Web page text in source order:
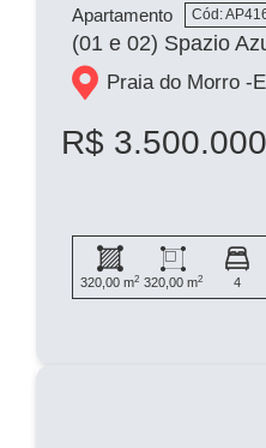
Apartamento Cód:
Praia do Morro -
R$
320,00 m2 320,00 m2 4